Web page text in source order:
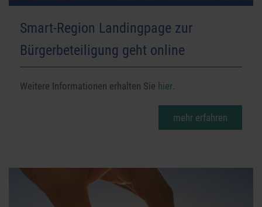
Smart-Region Landingpage zur
Bürgerbeteiligung geht online
Weitere Informationen erhalten Sie hier.
mehr erfahren